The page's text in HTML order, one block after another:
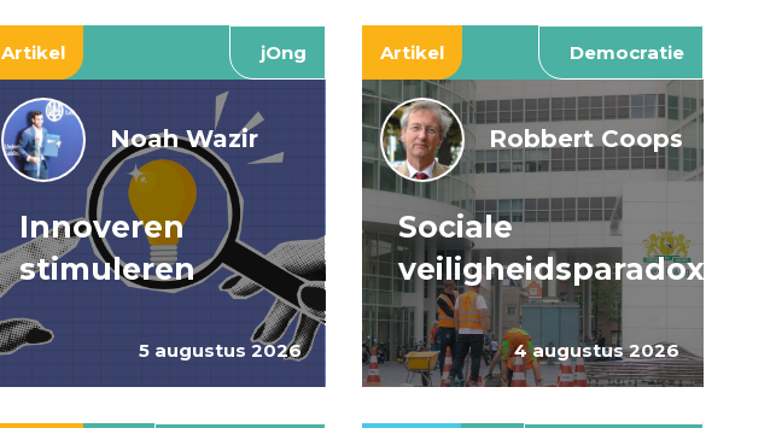
Artikel jOng
5 augustus 2026
Noah Wazir
Innoveren
stimuleren
Artikel Democratie
4 augustus 2026
Robbert Coops
Sociale
veiligheidsparadox